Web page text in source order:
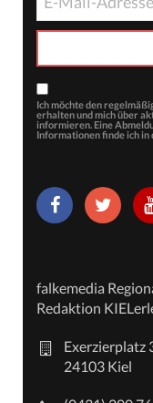
Ich möchte den
erhalten und mich über
informieren. Eine
Informationen finde ich in
falkemedia
Redaktion
Exerzierplatz
24103 Kiel